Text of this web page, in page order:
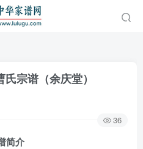
宗谱（余庆堂）
36
简介